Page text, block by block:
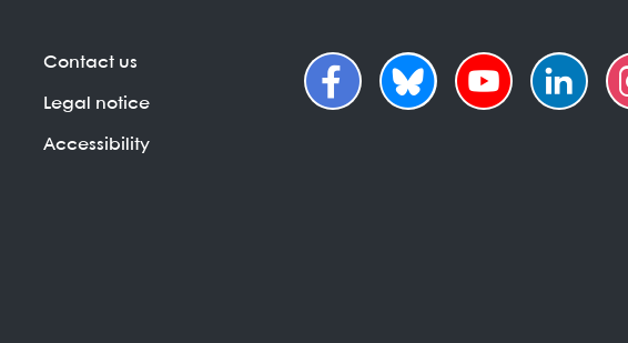
Contact us
Legal notice
Accessibility